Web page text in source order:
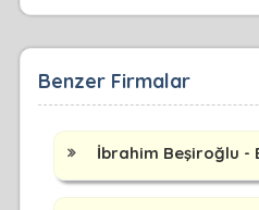
Benzer Firmalar
İbrahim Beşiroğlu -